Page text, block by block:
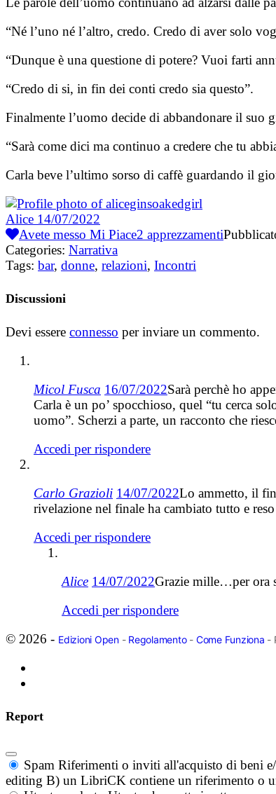
“Né l’uno né l’altro, credo. Credo di aver solo
“Dunque è una questione di potere? Vuoi farti
“Credo di si, in fin dei conti credo sia questo”.
Finalmente l’uomo decide di abbandonare il suo
“Sarà come dici ma continuo a credere che tu
Carla beve l’ultimo sorso di caffè guardando il
Alice 14/07/2022
Avete messo Mi Piace2 apprezzamenti
Categories: Narrativa
Tags: bar, donne, relazioni, Incontri
Discussioni
Devi essere connesso per inviare un commento.
Micol Fusca 16/07/2022Sarà perchè ho
Carla è un po’ spocchioso, quel “tu cerca
uomo”. Scherzi a parte, un racconto che
Accedi per rispondere
Carlo Grazioli 14/07/2022Lo ammetto, il
rivelazione nel finale ha cambiato tutto e
Accedi per rispondere
Alice 14/07/2022Grazie mille…per ora
Accedi per rispondere
© 2026 - Edizioni Open- Regolamento- Come Funziona -
Report
Spam Riferimenti o inviti all'acquisto di beni
editing B) un LibriCK contiene un riferimento o